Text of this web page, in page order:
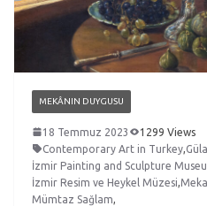
MEKÂNIN DUYGUSU
18 Temmuz 2023
1299 Views
Contemporary Art in Turkey,
İzmir Painting and Sculpture
İzmir Resim ve Heykel Müzesi,
Mümtaz Sağlam,